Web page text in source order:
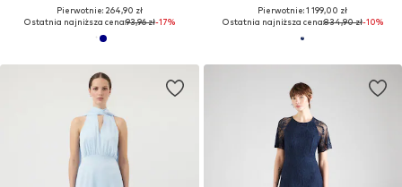
Pierwotnie: 264,90 zł
Ostatnia najniższa cena:93,96 zł-17%
Pierwotnie: 1 199,00 zł
Ostatnia najniższa cena:834,90 zł-10%